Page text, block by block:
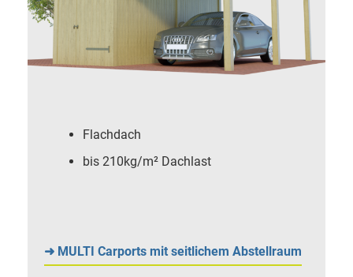
Flachdach
bis 210kg/m² Dachlast
➜ MULTI Carports mit seitlichem Abstellraum